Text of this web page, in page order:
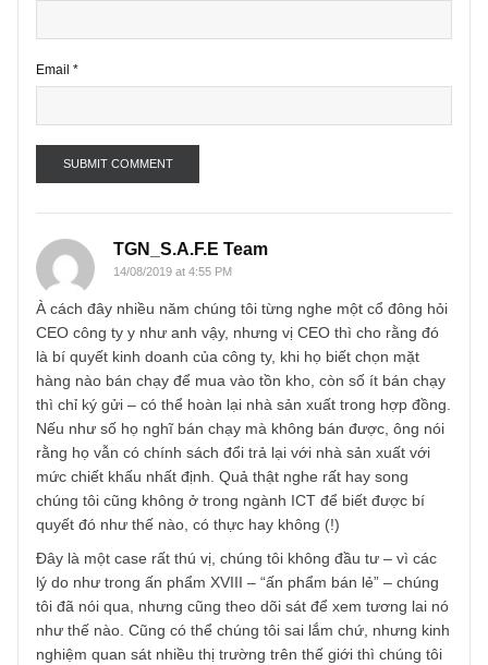
Name*
Email
TGN_S.A.F.E Team
14/08/2019 at 4:55 PM
À cách đây nhiều năm chúng tôi từng nghe một cổ đông
CEO công ty y như anh vậy, nhưng vị CEO thì cho rằng đó
là bí quyết kinh doanh của công ty, khi họ biết chọn mặt
hàng nào bán chạy để mua vào tồn kho, còn số ít bán
thì chỉ ký gửi – có thể hoàn lại nhà sản xuất trong hợp
Nếu như số họ nghĩ bán chạy mà không bán được, ông